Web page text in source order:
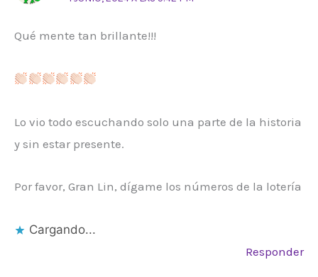
Qué mente tan brillante!!!
Lo vio todo escuchando solo una parte de la historia
y sin estar presente.
Por favor, Gran Lin, dígame los números de la lotería
Cargando...
Responder